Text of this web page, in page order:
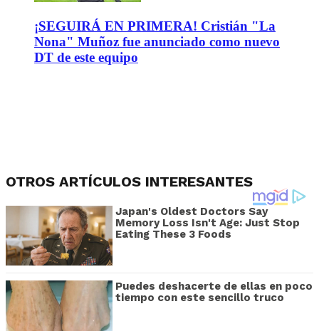
¡SEGUIRÁ EN PRIMERA! Cristián "La
Nona" Muñoz fue anunciado como nuevo
DT de este equipo
OTROS ARTÍCULOS INTERESANTES
Japan's Oldest Doctors Say
Memory Loss Isn't Age: Just Stop
Eating These 3 Foods
Puedes deshacerte de ellas en poco
tiempo con este sencillo truco